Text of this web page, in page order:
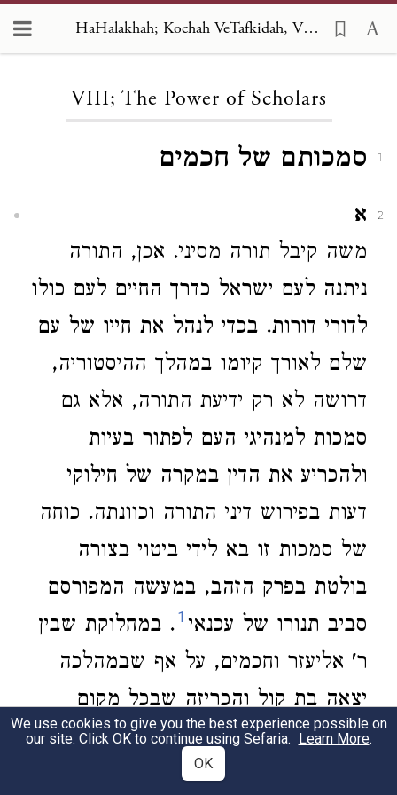
HaHalakhah; Kochah VeTafkidah, VIII; The Power of Scholars
VIII; The Power of Scholars
1 סמכותם של חכמים
2
א
משה קיבל תורה מסיני. אכן, התורה
ניתנה לעם ישראל כדרך החיים לעם כולו
לדורי דורות. בכדי לנהל את חייו של עם
שלם לאורך קיומו במהלך ההיסטוריה,
דרושה לא רק ידיעת התורה, אלא גם
סמכות למנהיגי העם לפתור בעיות
ולהכריע את הדין במקרה של חילוקי
דעות בפירוש דיני התורה וכוונתה. כוחה
של סמכות זו בא לידי ביטוי בצורה
בולטת בפרק הזהב, במעשה המפורסם
סביב תנורו של עכנאי 1. במחלוקת שבין
ר' אליעזר וחכמים, על אף שבמהלכה
יצאה בת קול והכריזה שבכל מקום
הלכה כר"א, לא היה בה להזיז את
חכמים מדעתם. במהלך מחלוקת זו עמד
We use cookies to give you the best experience possible on
our site. Click OK to continue using Sefaria. Learn More.
OK